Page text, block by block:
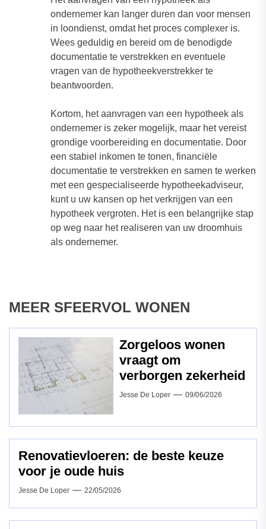
ondernemer kan langer duren dan voor mensen
in loondienst, omdat het proces complexer is.
Wees geduldig en bereid om de benodigde
documentatie te verstrekken en eventuele
vragen van de hypotheekverstrekker te
beantwoorden.
Kortom, het aanvragen van een hypotheek als
ondernemer is zeker mogelijk, maar het vereist
grondige voorbereiding en documentatie. Door
een stabiel inkomen te tonen, financiële
documentatie te verstrekken en samen te werken
met een gespecialiseerde hypotheekadviseur,
kunt u uw kansen op het verkrijgen van een
hypotheek vergroten. Het is een belangrijke stap
op weg naar het realiseren van uw droomhuis
als ondernemer.
MEER SFEERVOL WONEN
Zorgeloos wonen
vraagt om
verborgen zekerheid
Jesse De Loper 09/06/2026
Renovatievloeren: de beste keuze
voor je oude huis
Jesse De Loper 22/05/2026